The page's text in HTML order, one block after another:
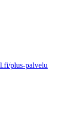
plus-palvelu